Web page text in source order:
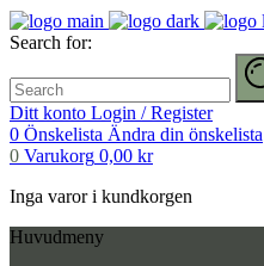
Search for:
Ditt konto Login / Register
0 Önskelista Ändra din önskelista
0 Varukorg 0,00 kr
Inga varor i kundkorgen
Huvudmeny